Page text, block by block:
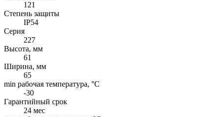
121
Степень защиты
IP54
Серия
227
Высота, мм
61
Ширина, мм
65
min рабочая температура, °C
-30
Гарантийный срок
24 мес